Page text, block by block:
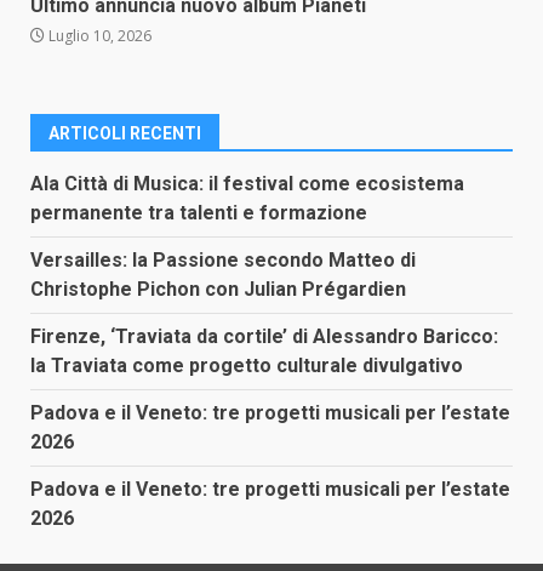
Ultimo annuncia nuovo album Pianeti
Luglio 10, 2026
ARTICOLI RECENTI
Ala Città di Musica: il festival come ecosistema
permanente tra talenti e formazione
Versailles: la Passione secondo Matteo di
Christophe Pichon con Julian Prégardien
Firenze, ‘Traviata da cortile’ di Alessandro Baricco:
la Traviata come progetto culturale divulgativo
Padova e il Veneto: tre progetti musicali per l’estate
2026
Padova e il Veneto: tre progetti musicali per l’estate
2026